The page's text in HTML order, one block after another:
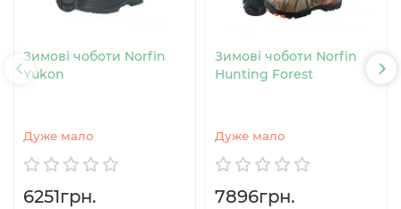
Зимові чоботи Norfin
Yukon
Дуже мало
6251грн.
Зимові чоботи Norfin
Hunting Forest
Дуже мало
7896грн.